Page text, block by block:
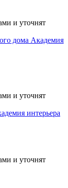
и уточнят
и уточнят
и уточнят